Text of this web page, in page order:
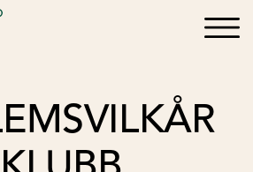
×
Oppskrifter
×